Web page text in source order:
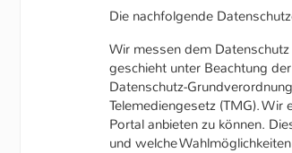
Die nachfolgende
Wir messen dem
geschieht unter Beachtung
Datenschutz-
Telemediengesetz (TMG).
Portal anbieten zu können.
und welche